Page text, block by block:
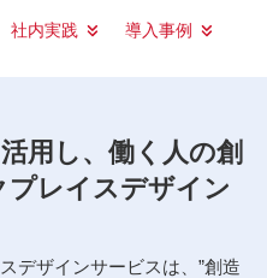
社内実践 導入事例
用し、働く人の創
プレイスデザイン
デザインサービスは、”創造